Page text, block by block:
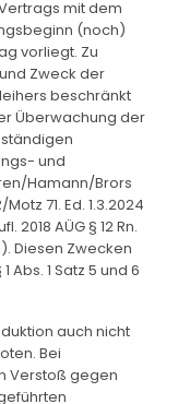
mit dem
(noch)
vorliegt. Zu
Zweck der
beschränkt
Überwachung der
und
Hamann/Brors
71. Ed. 1.3.2024
2018 AÜG § 12 Rn.
Diesen Zwecken
1 Satz 5 und 6
auch nicht
Bei
Verstoß gegen